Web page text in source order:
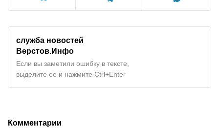
служба новостей
Верстов.Инфо
Если вы заметили ошибку в тексте,
выделите ее и нажмите Ctrl+Enter
Комментарии